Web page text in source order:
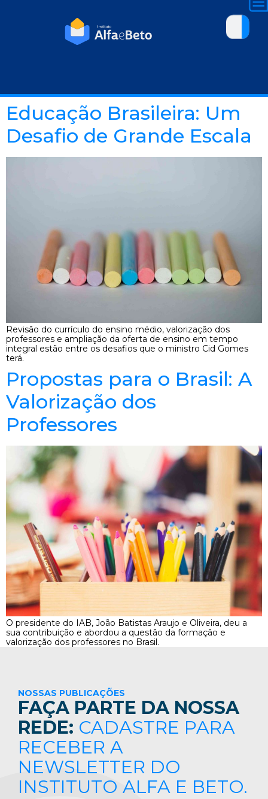
Educação Brasileira: Um
Desafio de Grande Escala
Revisão do currículo do ensino médio, valorização dos
professores e ampliação da oferta de ensino em tempo
integral estão entre os desafios que o ministro Cid Gomes
terá.
Propostas para o Brasil: A
Valorização dos
Professores
O presidente do IAB, João Batistas Araujo e Oliveira, deu a
sua contribuição e abordou a questão da formação e
valorização dos professores no Brasil.
NOSSAS PUBLICAÇÕES
FAÇA PARTE DA NOSSA
REDE: CADASTRE PARA
RECEBER A
NEWSLETTER DO
INSTITUTO ALFA E BETO.